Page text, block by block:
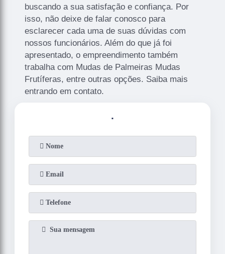
buscando a sua satisfação e confiança. Por
isso, não deixe de falar conosco para
esclarecer cada uma de suas dúvidas com
nossos funcionários. Além do que já foi
apresentado, o empreendimento também
trabalha com Mudas de Palmeiras Mudas
Frutíferas, entre outras opções. Saiba mais
entrando em contato.
.